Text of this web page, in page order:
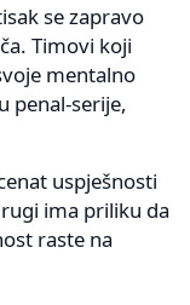
se zapravo
Timovi koji
mentalno
penal-serije,
uspješnosti
ima priliku da
raste na